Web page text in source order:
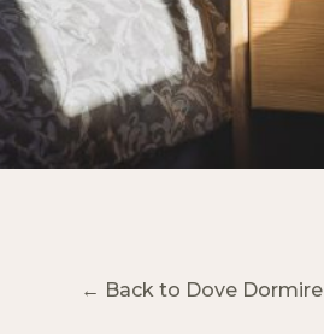
← Back to Dove Dormire